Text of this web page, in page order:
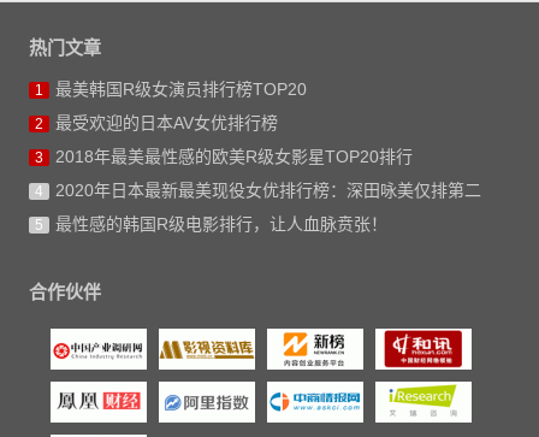
热门文章
1 最美韩国R级女演员排行榜TOP20
2 最受欢迎的日本AV女优排行榜
3 2018年最美最性感的欧美R级女影星TOP20排行
4 2020年日本最新最美现役女优排行榜：深田咏美仅排第二
5 最性感的韩国R级电影排行，让人血脉贲张！
合作伙伴